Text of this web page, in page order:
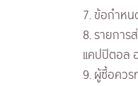
7. ข้อกำหน
8. รายการ
แคปปิตอล
9. ผู้ซื้อควร